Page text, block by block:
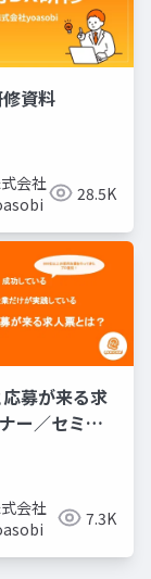
資料
会社
28.5K
募が来る求
ー／セミナ
会社
7.3K